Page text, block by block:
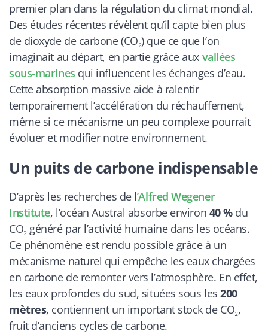
premier plan dans la régulation du climat mondial.
Des études récentes révèlent qu’il capte bien plus
de dioxyde de carbone (CO₂) que ce que l’on
imaginait au départ, en partie grâce aux vallées
sous-marines qui influencent les échanges d’eau.
Cette absorption massive aide à ralentir
temporairement l’accélération du réchauffement,
même si ce mécanisme un peu complexe pourrait
évoluer et modifier notre environnement.
Un puits de carbone indispensable
D’après les recherches de l’Alfred Wegener
Institute, l’océan Austral absorbe environ 40 %du
CO₂ généré par l’activité humaine dans les océans.
Ce phénomène est rendu possible grâce à un
mécanisme naturel qui empêche les eaux chargées
en carbone de remonter vers l’atmosphère. En effet,
les eaux profondes du sud, situées sous les200
mètres, contiennent un important stock de CO₂,
fruit d’anciens cycles de carbone.